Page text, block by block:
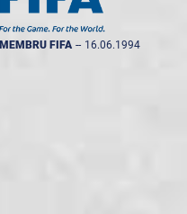
MEMBRU FIFA -- 16.06.1994